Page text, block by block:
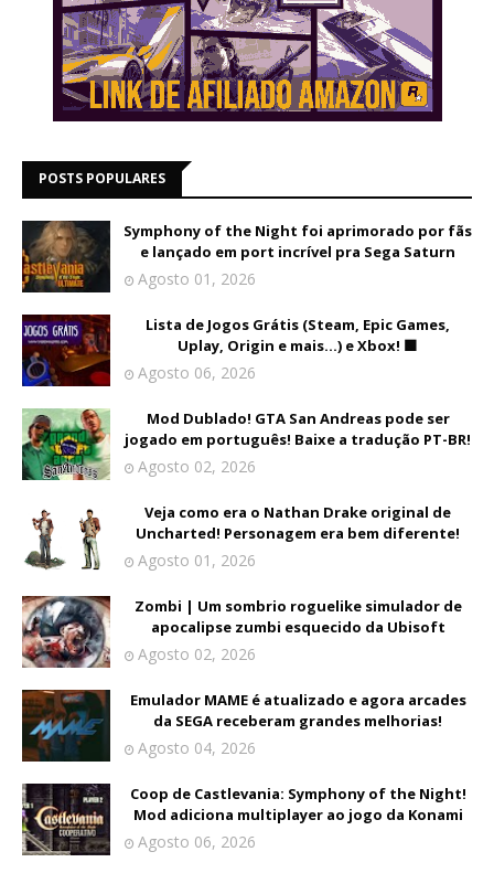
POSTS POPULARES
Symphony of the Night foi aprimorado por fãs
e lançado em port incrível pra Sega Saturn
Agosto 01, 2026
Lista de Jogos Grátis (Steam, Epic Games,
Uplay, Origin e mais...) e Xbox! 🟩
Agosto 06, 2026
Mod Dublado! GTA San Andreas pode ser
jogado em português! Baixe a tradução PT-BR!
Agosto 02, 2026
Veja como era o Nathan Drake original de
Uncharted! Personagem era bem diferente!
Agosto 01, 2026
Zombi | Um sombrio roguelike simulador de
apocalipse zumbi esquecido da Ubisoft
Agosto 02, 2026
Emulador MAME é atualizado e agora arcades
da SEGA receberam grandes melhorias!
Agosto 04, 2026
Coop de Castlevania: Symphony of the Night!
Mod adiciona multiplayer ao jogo da Konami
Agosto 06, 2026